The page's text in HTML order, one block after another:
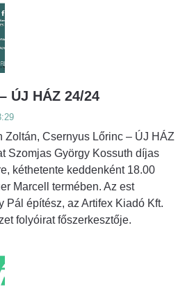
ÚJ HÁZ 24/24
Zoltán, Csernyus Lőrinc – ÚJ HÁZ
Szomjas György Kossuth díjas
kéthetente keddenként 18.00
Marcell termében. Az est
Pál építész, az Artifex Kiadó Kft.
folyóirat főszerkesztője.